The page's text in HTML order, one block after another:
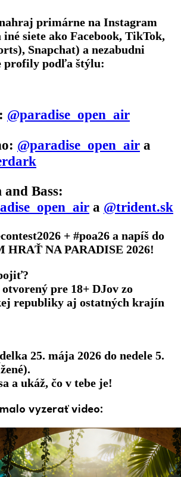
primárne na Instagram
iné siete ako Facebook, TikTok,
Snapchat) a nezabudni
profily podľa štýlu:
@paradise_open_air
@paradise_open_air a
Bass:
a @trident.sk
+ #poa26 a napíš do
HRAŤ NA PARADISE 2026!
pre 18+ DJov zo
republiky aj ostatných krajín
25. mája 2026 do nedele 5.
.
a ukáž, čo v tebe je!
vyzerať video: